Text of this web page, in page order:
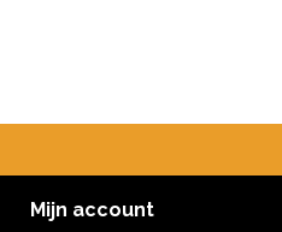
Mijn account